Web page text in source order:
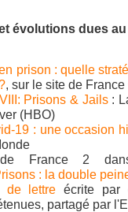
évolutions dues
prison : quelle
, sur le site de France
Prisons & Jails:
(HBO)
19 : une occasion
de France 2
: la double
de lettre écrite par
partagé par